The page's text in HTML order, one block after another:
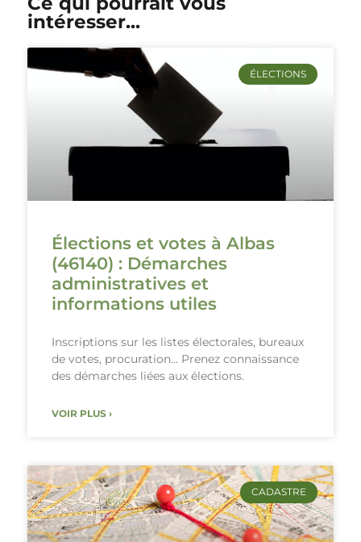
intéresser...
ÉLECTIONS
Élections et votes à Albas
(46140) : Démarches
administratives et
informations utiles
Inscriptions sur les listes électorales, bureaux
de votes, procuration… Prenez connaissance
des démarches liées aux élections.
VOIR PLUS ›
CADASTRE